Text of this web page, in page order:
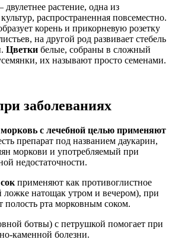
растение, одна из
распространенная повсеместно.
корень и прикорневую розетку
на другой род развивает стебель
Цветки белые, собраны в сложный
их называют просто семенами.
заболеваниях
морковь с лечебной целью применяют
препарат под названием даукарин,
моркови и употребляемый при
недостаточности.
применяют как противоглистное
ложке натощак утром и вечером), при
рта морковным соком.
ботвы) с петрушкой помогает при
каменной болезни.